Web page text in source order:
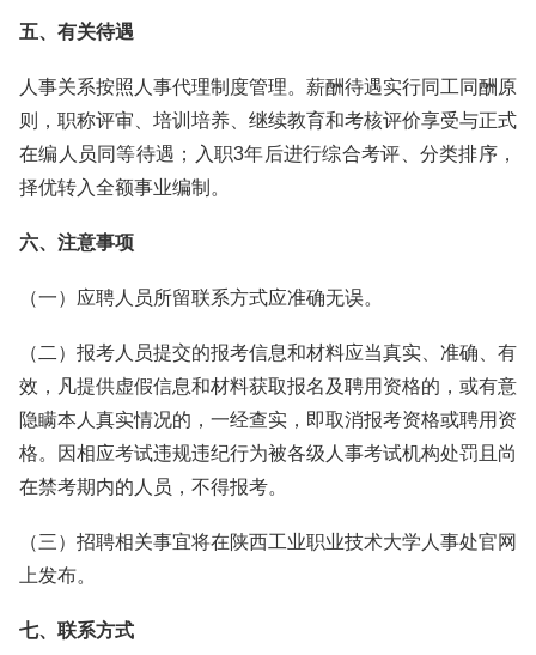
五、有关待遇
人事关系按照人事代理制度管理。薪酬待遇实行同工同酬原
则，职称评审、培训培养、继续教育和考核评价享受与正式
在编人员同等待遇；入职3年后进行综合考评、分类排序，
择优转入全额事业编制。
六、注意事项
（一）应聘人员所留联系方式应准确无误。
（二）报考人员提交的报考信息和材料应当真实、准确、有
效，凡提供虚假信息和材料获取报名及聘用资格的，或有意
隐瞒本人真实情况的，一经查实，即取消报考资格或聘用资
格。因相应考试违规违纪行为被各级人事考试机构处罚且尚
在禁考期内的人员，不得报考。
（三）招聘相关事宜将在陕西工业职业技术大学人事处官网
上发布。
七、联系方式